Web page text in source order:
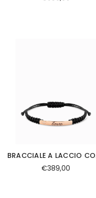
€389,00